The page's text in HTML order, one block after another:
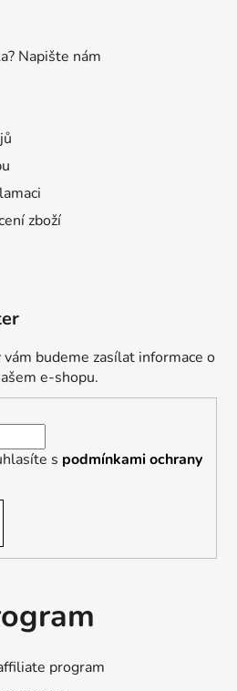
Napište nám
zboží
budeme zasílat informace o
e-shopu.
s podmínkami ochrany
program